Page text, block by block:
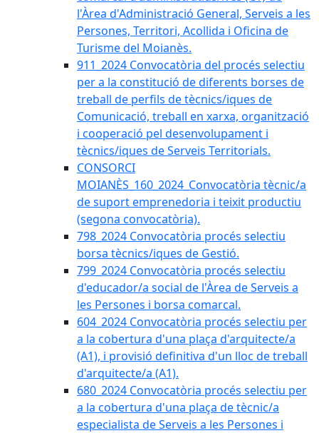
l'Àrea d'Administració General, Serveis a les
Persones, Territori, Acollida i Oficina de
Turisme del Moianès.
911_2024 Convocatòria del procés selectiu
per a la constitució de diferents borses de
treball de perfils de tècnics/iques de
Comunicació, treball en xarxa, organització
i cooperació pel desenvolupament i
tècnics/iques de Serveis Territorials.
CONSORCI
MOIANÈS_160_2024_Convocatòria tècnic/a
de suport emprenedoria i teixit productiu
(segona convocatòria).
798_2024 Convocatòria procés selectiu
borsa tècnics/iques de Gestió.
799_2024 Convocatòria procés selectiu
d'educador/a social de l'Àrea de Serveis a
les Persones i borsa comarcal.
604_2024 Convocatòria procés selectiu per
a la cobertura d'una plaça d'arquitecte/a
(A1), i provisió definitiva d'un lloc de treball
d'arquitecte/a (A1).
680_2024 Convocatòria procés selectiu per
a la cobertura d'una plaça de tècnic/a
especialista de Serveis a les Persones i